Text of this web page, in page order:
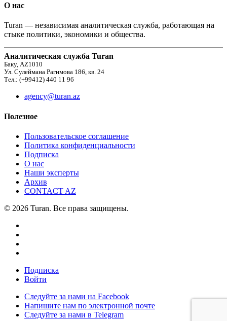
О нас
Turan — независимая аналитическая служба, работающая на
стыке политики, экономики и общества.
Аналитическая служба Turan
Баку, AZ1010
Ул. Сулеймана Рагимова 186, кв. 24
Тел.: (+99412) 440 11 96
agency@turan.az
Полезное
Пользовательское соглашение
Политика конфиденциальности
Подписка
О нас
Наши эксперты
Архив
CONTACT AZ
© 2026 Turan. Все права защищены.
Подписка
Войти
Следуйте за нами на Facebook
Напишите нам по электронной почте
Следуйте за нами в Telegram